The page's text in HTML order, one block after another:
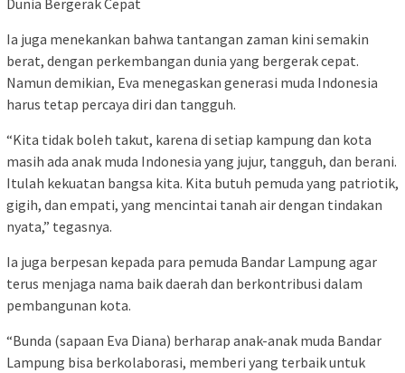
Dunia Bergerak Cepat
Ia juga menekankan bahwa tantangan zaman kini semakin
berat, dengan perkembangan dunia yang bergerak cepat.
Namun demikian, Eva menegaskan generasi muda Indonesia
harus tetap percaya diri dan tangguh.
“Kita tidak boleh takut, karena di setiap kampung dan kota
masih ada anak muda Indonesia yang jujur, tangguh, dan berani.
Itulah kekuatan bangsa kita. Kita butuh pemuda yang patriotik,
gigih, dan empati, yang mencintai tanah air dengan tindakan
nyata,” tegasnya.
Ia juga berpesan kepada para pemuda Bandar Lampung agar
terus menjaga nama baik daerah dan berkontribusi dalam
pembangunan kota.
“Bunda (sapaan Eva Diana) berharap anak-anak muda Bandar
Lampung bisa berkolaborasi, memberi yang terbaik untuk